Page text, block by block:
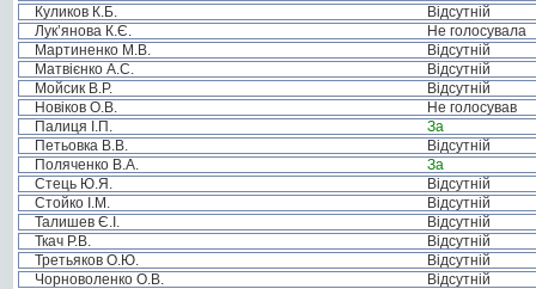
Куликов К.Б.
Відсутній
Лук’янова К.Є.
Не голосувала
Мартиненко М.В.
Відсутній
Матвієнко А.С.
Відсутній
Мойсик В.Р.
Відсутній
Новіков О.В.
Не голосував
Палиця І.П.
За
Петьовка В.В.
Відсутній
Поляченко В.А.
За
Стець Ю.Я.
Відсутній
Стойко І.М.
Відсутній
Талишев Є.І.
Відсутній
Ткач Р.В.
Відсутній
Третьяков О.Ю.
Відсутній
Чорноволенко О.В.
Відсутній